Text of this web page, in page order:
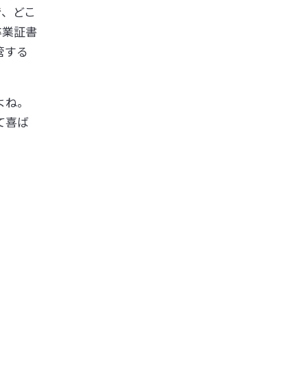
どこ
証書
する
。
喜ば